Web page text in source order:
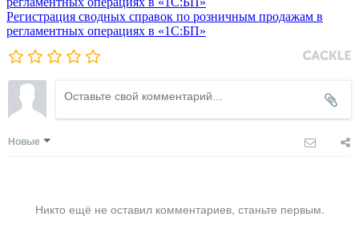
Регистрация сводных справок по розничным продажам в
регламентных операциях в «1С:БП»
Новые
Никто ещё не оставил комментариев, станьте первым.